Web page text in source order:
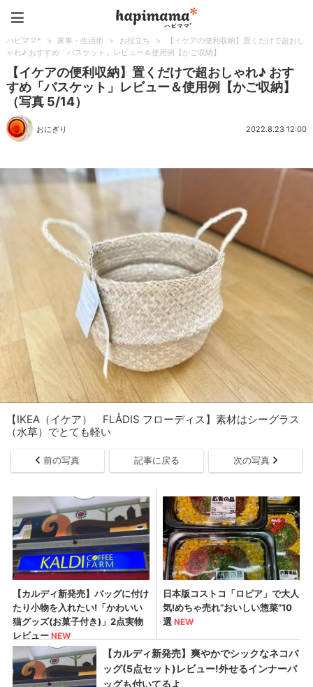
ハピママ* > 家事・生活術 > お役立ち >
【イケアの便利収納】置くだけで超おし
ゃれ♪ おすすめ「バスケット」レビュー＆使用例【かご収納】
【イケアの便利収納】置くだけで超おしゃれ♪ おす
すめ「バスケット」レビュー＆使用例【かご収納】
（写真 5/14）
おにぎり 2022.8.23 12:00
【IKEA（イケア） FLÅDIS フローディス】素材はシーグラス
（水草）でとても軽い
前の写真 記事に戻る 次の写真